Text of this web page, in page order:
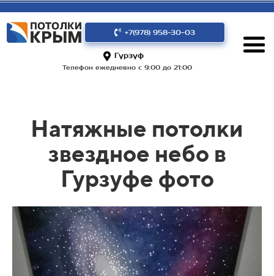
+7(978) 958-30-03
Гурзуф
Телефон ежедневно с 9:00 до 21:00
Натяжные потолки
звездное небо в
Гурзуфе фото